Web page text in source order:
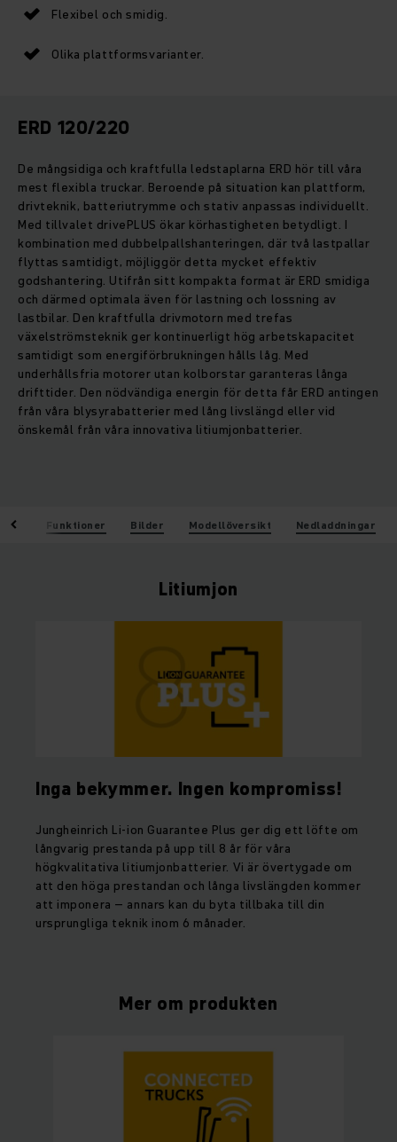
Flexibel och smidig.
Olika plattformsvarianter.
ERD 120/220
De mångsidiga och kraftfulla ledstaplarna ERD hör till våra
mest flexibla truckar. Beroende på situation kan plattform,
drivteknik, batteriutrymme och stativ anpassas individuellt.
Med tillvalet drivePLUS ökar körhastigheten betydligt. I
kombination med dubbelpallshanteringen, där två lastpallar
flyttas samtidigt, möjliggör detta mycket effektiv
godshantering. Utifrån sitt kompakta format är ERD smidiga
och därmed optimala även för lastning och lossning av
lastbilar. Den kraftfulla drivmotorn med trefas
växelströmsteknik ger kontinuerligt hög arbetskapacitet
samtidigt som energiförbrukningen hålls låg. Med
underhållsfria motorer utan kolborstar garanteras långa
drifttider. Den nödvändiga energin för detta får ERD antingen
från våra blysyrabatterier med lång livslängd eller vid
önskemål från våra innovativa litiumjonbatterier.
Funktioner Bilder Modellöversikt Nedladdningar
Litiumjon
Inga bekymmer. Ingen kompromiss!
Jungheinrich Li-ion Guarantee Plus ger dig ett löfte om
långvarig prestanda på upp till 8 år för våra
högkvalitativa litiumjonbatterier. Vi är övertygade om
att den höga prestandan och långa livslängden kommer
att imponera – annars kan du byta tillbaka till din
ursprungliga teknik inom 6 månader.
Mer om produkten